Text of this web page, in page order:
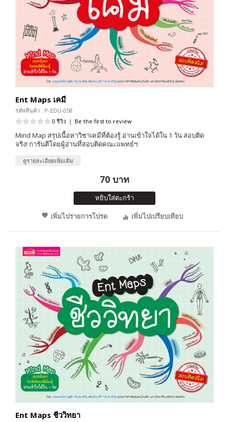
Ent Maps เคมี
รหัสสินค้า : P-EDU-058
0 รีวิว | Be the first to review
Mind Map สรุปเนื้อหาวิชาเคมีที่ต้องรู้ อ่านเข้าใจได้ใน 1 วัน สอบติด
จริง! การันตีโดยผู้อ่านที่สอบติดคณะแพทย์ฯ
ดูรายละเอียดเพิ่มเติม
70 บาท
หยิบใส่ตะกร้า
เพิ่มไปรายการโปรด
เพิ่มไปเปรียบเทียบ
Ent Maps ชีววิทยา